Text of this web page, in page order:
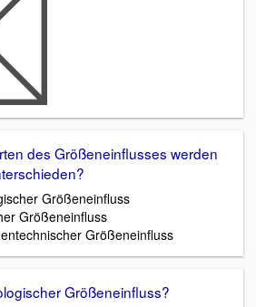
des Größeneinflusses werden
Größeneinfluss
Größeneinfluss
Größeneinfluss
Größeneinfluss?